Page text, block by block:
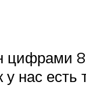
нас есть